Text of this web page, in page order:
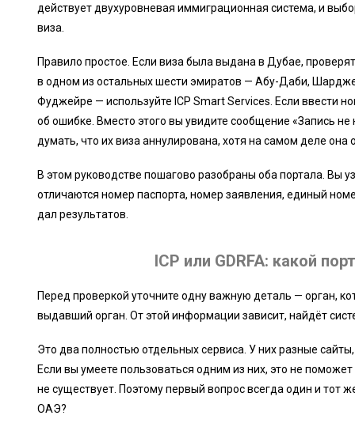
действует двухуровневая иммиграционная система, и
виза.
Правило простое. Если виза была выдана в Дубае,
в одном из остальных шести эмиратов — Абу-Даби,
Фуджейре — используйте ICP Smart Services. Если ввести
об ошибке. Вместо этого вы увидите сообщение «Запись
думать, что их виза аннулирована, хотя на самом деле она
В этом руководстве пошагово разобраны оба портала. Вы
отличаются номер паспорта, номер заявления, единый
дал результатов.
ICP или GDRFA: какой
Перед проверкой уточните одну важную деталь — орган,
выдавший орган. От этой информации зависит, найдёт
Это два полностью отдельных сервиса. У них разные
Если вы умеете пользоваться одним из них, это не
не существует. Поэтому первый вопрос всегда один и тот
ОАЭ?